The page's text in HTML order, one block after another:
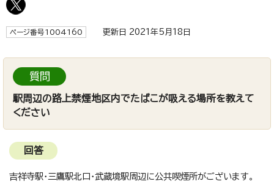
ページ番号1004160 更新日 2021年5月18日
質問
駅周辺の路上禁煙地区内でたばこが吸える場所を教えて
ください
回答
吉祥寺駅・三鷹駅北口・武蔵境駅周辺に公共喫煙所がございます。